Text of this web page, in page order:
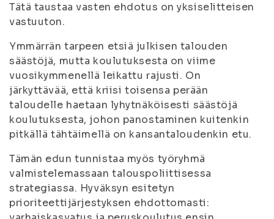
Tätä taustaa vasten ehdotus on yksiselitteisen
vastuuton.
Ymmärrän tarpeen etsiä julkisen talouden
säästöjä, mutta koulutuksesta on viime
vuosikymmenellä leikattu rajusti. On
järkyttävää, että kriisi toisensa perään
taloudelle haetaan lyhytnäköisesti säästöjä
koulutuksesta, johon panostaminen kuitenkin
pitkällä tähtäimellä on kansantaloudenkin etu.
Tämän edun tunnistaa myös työryhmä
valmistelemassaan talouspoliittisessa
strategiassa. Hyväksyn esitetyn
prioriteettijärjestyksen ehdottomasti: